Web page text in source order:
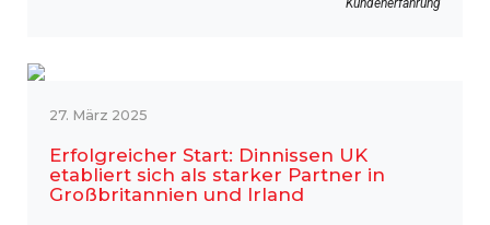
Kundenerfahrung
27. März 2025
Erfolgreicher Start: Dinnissen UK
etabliert sich als starker Partner in
Großbritannien und Irland